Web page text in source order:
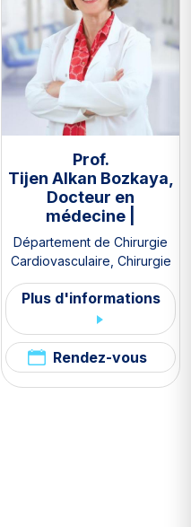
Prof.
Tijen Alkan Bozkaya,
Docteur en
médecine |
Département de Chirurgie
Cardiovasculaire Chirurgie
mini-invasive
Plus d'informations
Rendez-vous